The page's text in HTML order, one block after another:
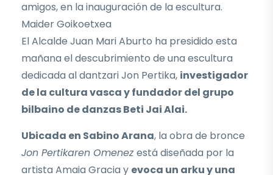
amigos, en la inauguración de la escultura.
Maider Goikoetxea
El Alcalde Juan Mari Aburto ha presidido esta
mañana el descubrimiento de una escultura
dedicada al dantzari Jon Pertika, investigador
de la cultura vasca y fundador del grupo
bilbaino de danzas Beti Jai Alai.
Ubicada en Sabino Arana, la obra de bronce
Jon Pertikaren Omenezestá diseñada por la
artista Amaia Gracia y evoca un arku y una